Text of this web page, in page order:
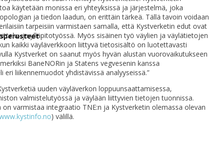
käytetään monissa eri yhteyksissä ja järjestelmä, joka
ja tiedon laadun, on erittäin tärkeä. Tällä tavoin voidaan
tarpeisiin varmistaen samalla, että Kystverketin edut ovat
ja ylläpitotyössä. Myös sisäinen työ väylien ja väylätietojen
kaikki väyläverkkoon liittyvä tietosisältö on luotettavasti
Kystverket on saanut myös hyvän alustan vuorovaikutukseen
BaneNORin ja Statens vegvesenin kanssa
eri liikennemuodot yhdistävissä analyyseissä.”
uuden väyläverkon loppuunsaattamisessa,
valmistelutyössä ja väylään liittyvien tietojen tuonnissa.
on varmistaa integraatio TNE:n ja Kystverketin olemassa olevan
) välillä.